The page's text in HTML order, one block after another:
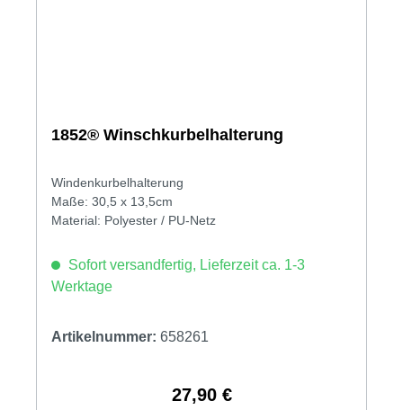
1852® Winschkurbelhalterung
Windenkurbelhalterung
Maße: 30,5 x 13,5cm
Material: Polyester / PU-Netz
Sofort versandfertig, Lieferzeit ca. 1-3
Werktage
Artikelnummer: 658261
Regulärer Preis:
27,90 €